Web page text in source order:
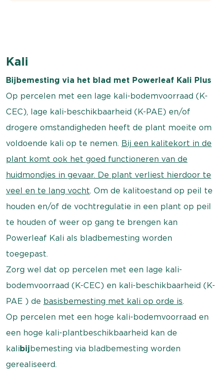
Kali
Bijbemesting via het blad met Powerleaf Kali Plus
Op percelen met een lage kali-bodemvoorraad (K-
CEC), lage kali-beschikbaarheid (K-PAE) en/of
drogere omstandigheden heeft de plant moeite om
voldoende kali op te nemen. Bij een kalitekort in de
plant komt ook het goed functioneren van de
huidmondjes in gevaar. De plant verliest hierdoor te
veel en te lang vocht. Om de kalitoestand op peil te
houden en/of de vochtregulatie in een plant op peil
te houden of weer op gang te brengen kan
Powerleaf Kali als bladbemesting worden
toegepast.
Zorg wel dat op percelen met een lage kali-
bodemvoorraad (K-CEC) en kali-beschikbaarheid (K-
PAE ) de basisbemesting met kali op orde is.
Op percelen met een hoge kali-bodemvoorraad en
een hoge kali-plantbeschikbaarheid kan de
kalibijbemesting via bladbemesting worden
gerealiseerd.